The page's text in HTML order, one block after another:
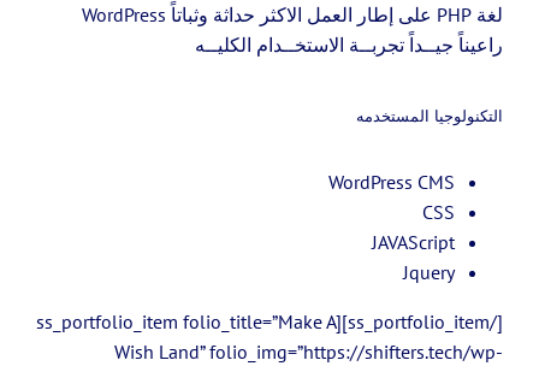
لغة PHP على إطار العمل الاكثر حداثة وثباتاً WordPress
راعيناً جيــداً تجربــة الاستخــدام الكليــه
التكنولوجيا المستخدمه
WordPress CMS
CSS
JAVAScript
Jquery
[/ss_portfolio_item][ss_portfolio_item folio_title=”Make A
Wish Land” folio_img=”https://shifters.tech/wp-